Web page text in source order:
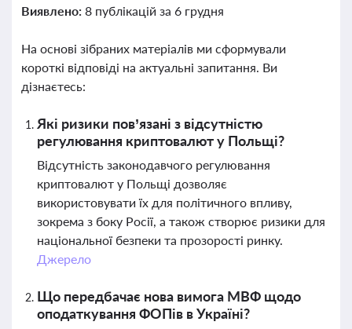
Виявлено: 8 публікацій за 6 грудня
На основі зібраних матеріалів ми сформували
короткі відповіді на актуальні запитання. Ви
дізнаєтесь:
Які ризики пов’язані з відсутністю
регулювання криптовалют у Польщі?
Відсутність законодавчого регулювання
криптовалют у Польщі дозволяє
використовувати їх для політичного впливу,
зокрема з боку Росії, а також створює ризики для
національної безпеки та прозорості ринку.
Джерело
Що передбачає нова вимога МВФ щодо
оподаткування ФОПів в Україні?